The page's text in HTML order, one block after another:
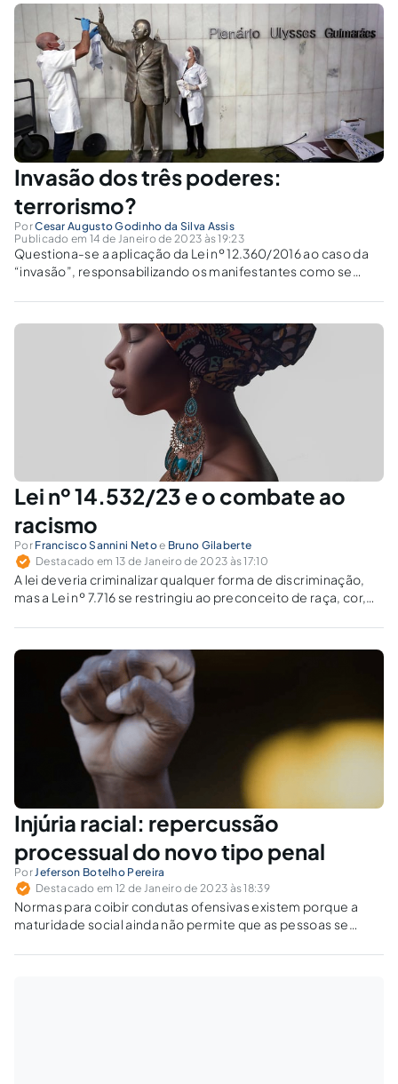
Invasão dos três poderes:
terrorismo?
PorCesar Augusto Godinho da Silva Assis
Publicado em 14 de Janeiro de 2023 às 19:23
Questiona-se a aplicação da Lei nº 12.360/2016 ao caso da
“invasão”, responsabilizando os manifestantes como se
Lei nº 14.532/23 e o combate ao
racismo
Por Francisco Sannini Netoe Bruno Gilaberte
Destacado em 13 de Janeiro de 2023 às 17:10
A lei deveria criminalizar qualquer forma de discriminação,
mas a Lei nº 7.716 se restringiu ao preconceito de raça, cor,
Injúria racial: repercussão
processual do novo tipo penal
Por Jeferson Botelho Pereira
Destacado em 12 de Janeiro de 2023 às 18:39
Normas para coibir condutas ofensivas existem porque a
maturidade social ainda não permite que as pessoas se